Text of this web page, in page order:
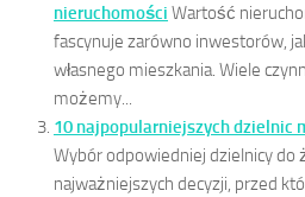
nieruchomości Wartość
fascynuje zarówno inwestorów,
własnego mieszkania. Wiele
możemy...
10 najpopularniejszych dzielnic
Wybór odpowiedniej dzielnicy do
najważniejszych decyzji, przed